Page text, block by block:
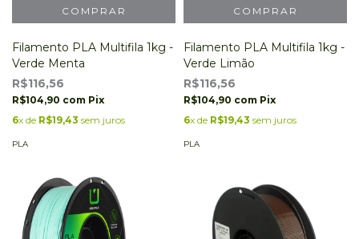
Filamento PLA Multifila 1kg -
Verde Menta
R$116,56
R$104,90 com Pix
6x de R$19,43 sem juros
PLA
Filamento PLA Multifila 1kg -
Verde Limão
R$116,56
R$104,90 com Pix
6x de R$19,43 sem juros
PLA